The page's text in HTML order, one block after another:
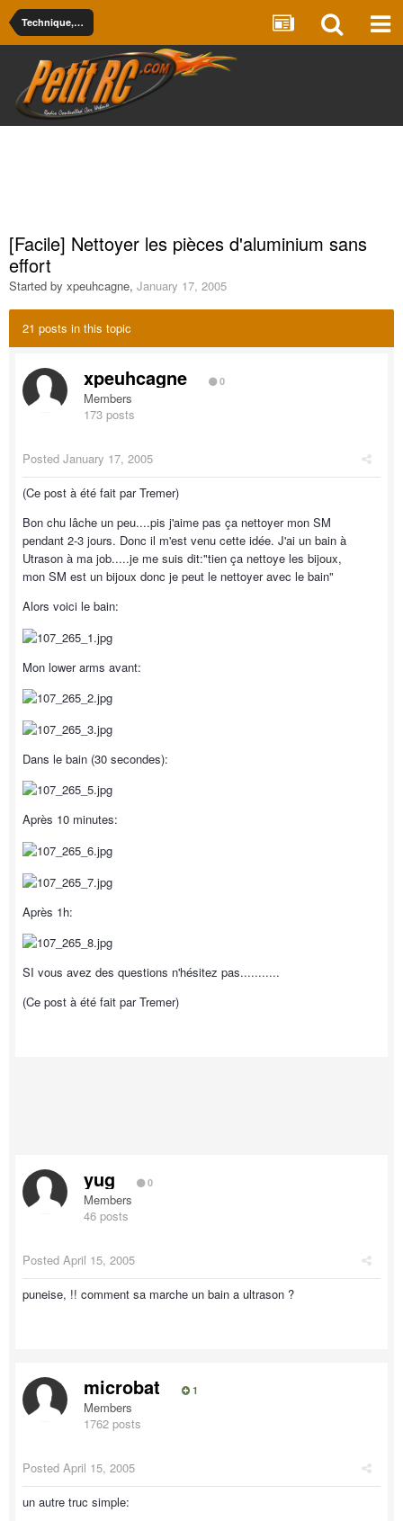
Technique, trucs et astuces
[Facile] Nettoyer les pièces d'aluminium sans
effort
Started by xpeuhcagne, January 17, 2005
21 posts in this topic
xpeuhcagne 0
Members
173 posts
Posted January 17, 2005
(Ce post à été fait par Tremer)
Bon chu lâche un peu....pis j'aime pas ça nettoyer mon SM
pendant 2-3 jours. Donc il m'est venu cette idée. J'ai un bain à
Utrason à ma job.....je me suis dit:"tien ça nettoye les bijoux,
mon SM est un bijoux donc je peut le nettoyer avec le bain"
Alors voici le bain:
Mon lower arms avant:
Dans le bain (30 secondes):
Après 10 minutes:
Après 1h:
SI vous avez des questions n'hésitez pas...........
(Ce post à été fait par Tremer)
yug 0
Members
46 posts
Posted April 15, 2005
puneise, !! comment sa marche un bain a ultrason ?
microbat 1
Members
1762 posts
Posted April 15, 2005
un autre truc simple: